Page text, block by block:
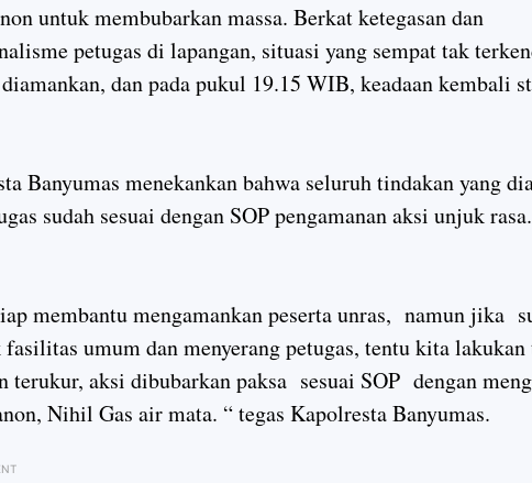
untuk membubarkan massa. Berkat ketegasan dan
petugas di lapangan, situasi yang sempat tak
dan pada pukul 19.15 WIB, keadaan kembali
Banyumas menekankan bahwa seluruh tindakan yang
sudah sesuai dengan SOP pengamanan aksi unjuk rasa.
membantu mengamankan peserta unras, namun jika
fasilitas umum dan menyerang petugas, tentu kita
terukur, aksi dibubarkan paksa sesuai SOP dengan
Nihil Gas air mata. “ tegas Kapolresta Banyumas.